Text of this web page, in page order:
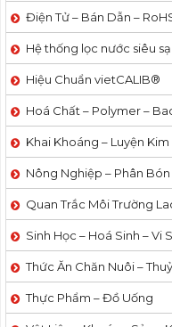
Điện Tử – Bán Dẫn –
Hệ thống lọc nước siêu
Hiệu Chuẩn vietCALIB®
Hoá Chất – Polymer –
Khai Khoáng – Luyện Kim
Nông Nghiệp – Phân
Quan Trắc Môi Trường
Sinh Học – Hoá Sinh – Vi
Thức Ăn Chăn Nuôi –
Thực Phẩm – Đồ Uống